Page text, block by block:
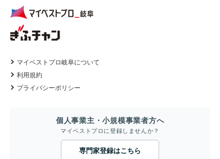
マイベストプロ岐阜について
利用規約
プライバシーポリシー
個人事業主・小規模事業者方へ
マイベストプロに登録しませんか？
専門家登録はこちら